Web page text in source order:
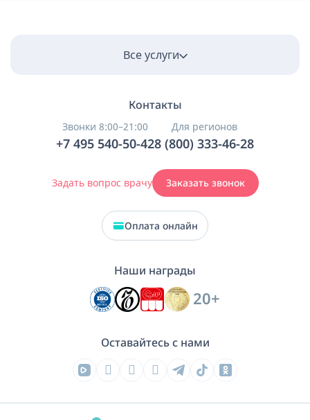
Все услуги
Контакты
Звонки 8:00–21:00
+7 495 540-50-42
Для регионов
8 (800) 333-46-28
Задать вопрос врачу Заказать звонок
Оплата онлайн
Наши награды
20+
Оставайтесь с нами